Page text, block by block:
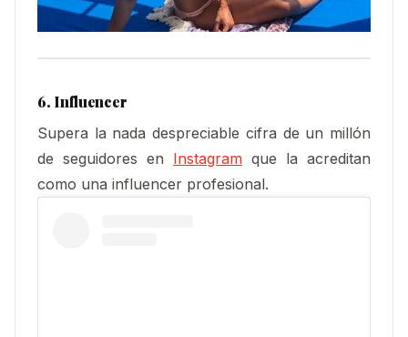
6. Influencer
Supera la nada despreciable cifra de un millón
de seguidores en Instagram que la acreditan
como una influencer profesional.